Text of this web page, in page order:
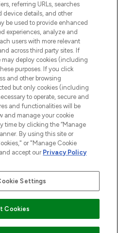
My Personal
19
referring URLs, searches
device details, and other
be used to provide enhanced
experiences, analyze and
users with more relevant
across third party sites. If
may deploy cookies (including
purposes. If you click
and other browsing
but only cookies (including
to operate, secure and
and functionalities will be
and manage your cookie
time by clicking the “Manage
By using this site or
or "Manage Cookie
accept our Privacy Policy
Settings
Cookies